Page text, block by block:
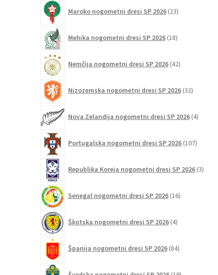
Maroko nogometni dresi SP 2026 23izdelkov
Mehika nogometni dresi SP 2026 18izdelkov
Nemčija nogometni dresi SP 2026 42izdelkov
Nizozemska nogometni dresi SP 2026 32izdelkov
Nova Zelandija nogometni dresi SP 2026 4izdelki
Portugalska nogometni dresi SP 2026 107
Republika Koreja nogometni dresi SP 2026 3
Senegal nogometni dresi SP 2026 16izdelkov
Škotska nogometni dresi SP 2026 4izdelki
Španija nogometni dresi SP 2026 84izdelkov